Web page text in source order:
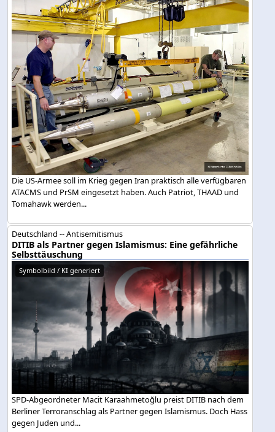
Die US-Armee soll im Krieg gegen Iran praktisch alle verfügbaren
ATACMS und PrSM eingesetzt haben. Auch Patriot, THAAD und
Tomahawk werden...
Deutschland -- Antisemitismus
DITIB als Partner gegen Islamismus: Eine gefährliche
Selbsttäuschung
Symbolbild / KI generiert
SPD-Abgeordneter Macit Karaahmetoğlu preist DITIB nach dem
Berliner Terroranschlag als Partner gegen Islamismus. Doch Hass
gegen Juden und...